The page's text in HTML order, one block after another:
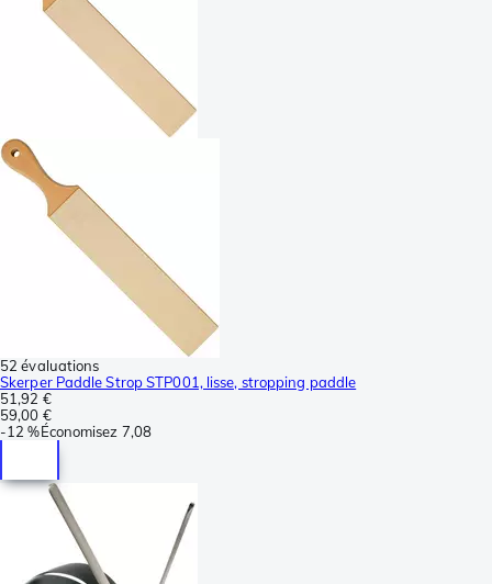
52 évaluations
Skerper Paddle Strop STP001, lisse, stropping paddle
51,92 €
59,00 €
-12 %Économisez 7,08